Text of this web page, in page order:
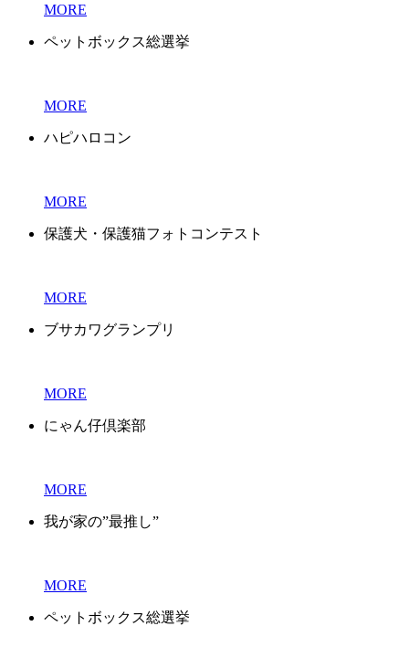
MORE
ペットボックス総選挙
MORE
ハピハロコン
MORE
保護犬・保護猫フォトコンテスト
MORE
ブサカワグランプリ
MORE
にゃん仔倶楽部
MORE
我が家の”最推し”
MORE
ペットボックス総選挙